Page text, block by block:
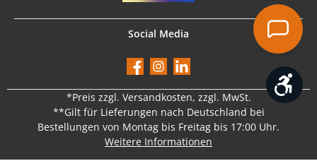
Social Media
FacebookInstagramLinkedIn
*Preis zzgl. Versandkosten, zzgl. MwSt.
**Gilt für Lieferungen nach Deutschland bei
Bestellungen von Montag bis Freitag bis 17:00 Uhr.
Weitere Informationen